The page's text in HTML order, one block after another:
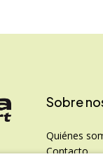
Sobre
Quiénes
Contacto